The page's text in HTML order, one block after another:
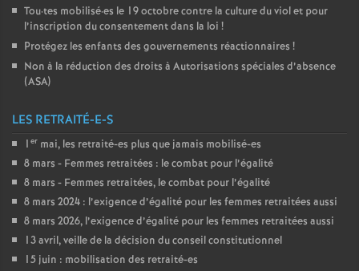
Tou·tes mobilisé·es le 19 octobre contre la culture du viol et pour
l’inscription du consentement dans la loi !
Protégez les enfants des gouvernements réactionnaires !
Non à la réduction des droits à Autorisations spéciales d’absence
(ASA)
LES RETRAITÉ-E-S
1 er mai, les retraité-es plus que jamais mobilisé-es
8 mars - Femmes retraitées : le combat pour l’égalité
8 mars - Femmes retraitées, le combat pour l’égalité
8 mars 2024 : l’exigence d’égalité pour les femmes retraitées aussi
8 mars 2026, l’exigence d’égalité pour les femmes retraitées aussi
13 avril, veille de la décision du conseil constitutionnel
15 juin : mobilisation des retraité-es